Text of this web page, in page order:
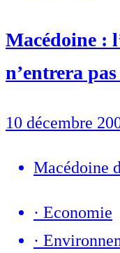
Macédoine :
n’entrera
10 décembre
Macédoine
· Economie
·